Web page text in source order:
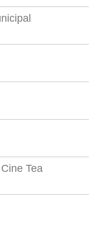
Tea